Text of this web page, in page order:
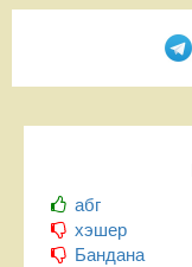
абг
хэшер
Бандана